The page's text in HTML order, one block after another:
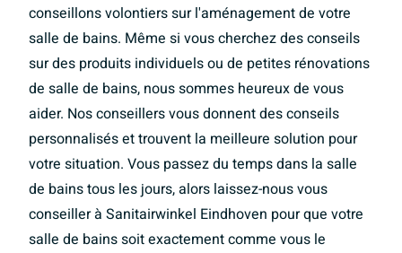
conseillons volontiers sur l'aménagement de votre
salle de bains. Même si vous cherchez des conseils
sur des produits individuels ou de petites rénovations
de salle de bains, nous sommes heureux de vous
aider. Nos conseillers vous donnent des conseils
personnalisés et trouvent la meilleure solution pour
votre situation. Vous passez du temps dans la salle
de bains tous les jours, alors laissez-nous vous
conseiller à Sanitairwinkel Eindhoven pour que votre
salle de bains soit exactement comme vous le